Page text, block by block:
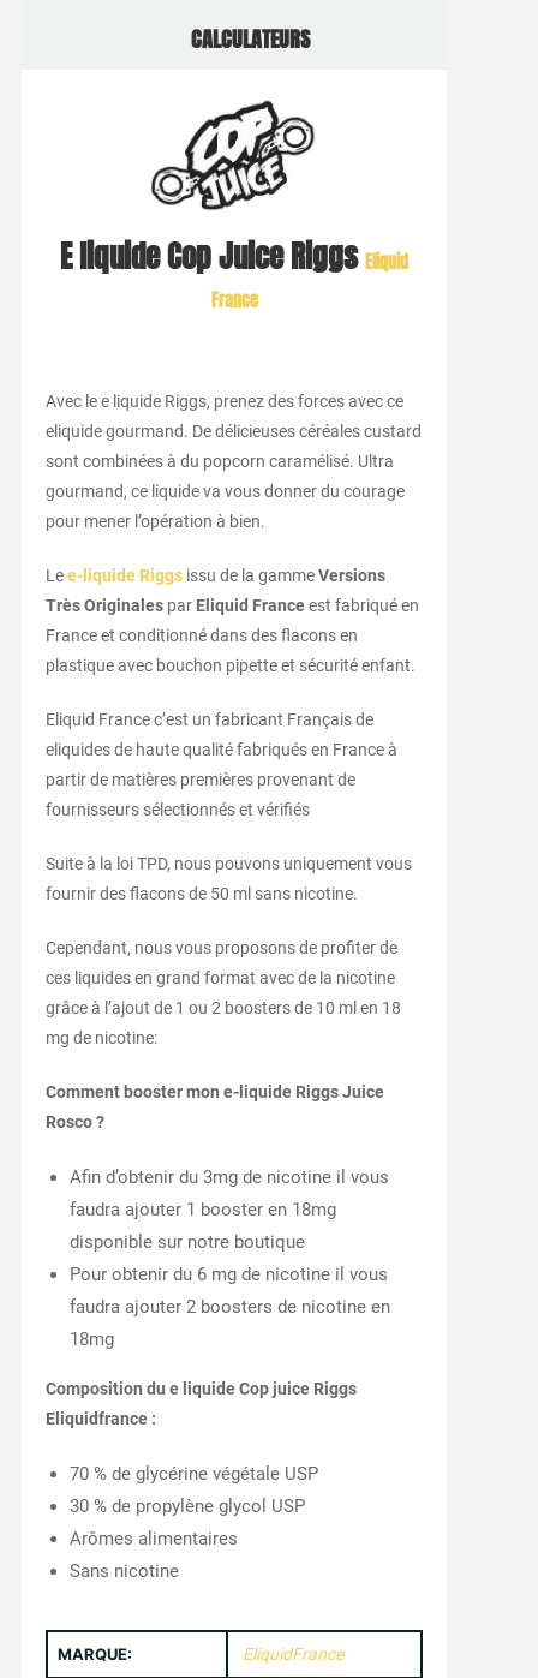
CALCULATEURS
E liquide Cop Juice RiggsEliquid
France
Avec le e liquide Riggs, prenez des forces avec ce
eliquide gourmand. De délicieuses céréales custard
sont combinées à du popcorn caramélisé. Ultra
gourmand, ce liquide va vous donner du courage
pour mener l’opération à bien.
Lee-liquide Riggsissu de la gammeVersions
Très Originalespar Eliquid Franceest fabriqué en
France et conditionné dans des flacons en
plastique avec bouchon pipette et sécurité enfant.
Eliquid France c’est un fabricant Français de
eliquides de haute qualité fabriqués en France à
partir de matières premières provenant de
fournisseurs sélectionnés et vérifiés
Suite à la loi TPD, nous pouvons uniquement vous
fournir des flacons de 50 ml sans nicotine.
Cependant, nous vous proposons de profiter de
ces liquides en grand format avec de la nicotine
grâce à l’ajout de 1 ou 2 boosters de 10 ml en 18
mg de nicotine:
Comment booster mon e-liquide Riggs Juice
Rosco ?
Afin d’obtenir du 3mg de nicotine il vous
faudra ajouter 1 booster en 18mg
disponible sur notre boutique
Pour obtenir du 6 mg de nicotine il vous
faudra ajouter 2 boosters de nicotine en
18mg
Composition du e liquide Cop juice Riggs
Eliquidfrance :
70 % de glycérine végétale USP
30 % de propylène glycol USP
Arômes alimentaires
Sans nicotine
MARQUE: EliquidFrance